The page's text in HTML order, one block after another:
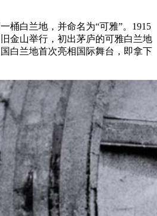
桶白兰地，并命名为“可雅”。1915
金山举行，初出茅庐的可雅白兰地
白兰地首次亮相国际舞台，即拿下